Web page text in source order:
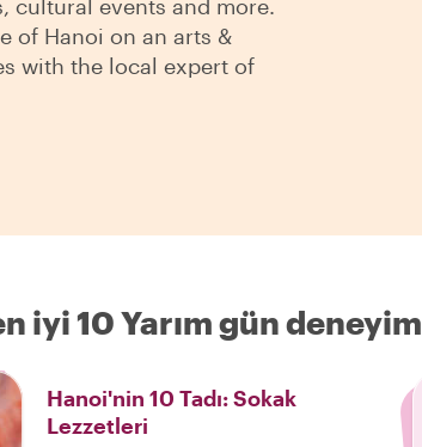
cultural events and more.
of Hanoi on an arts &
with the local expert of
iyi 10 Yarım gün deneyim
Hanoi'nin 10 Tadı: Sokak
Lezzetleri